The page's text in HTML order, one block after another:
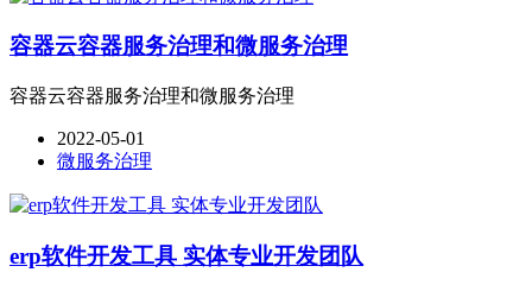
容器云容器服务治理和微服务治理
容器云容器服务治理和微服务治理
2022-05-01
微服务治理
erp软件开发工具 实体专业开发团队